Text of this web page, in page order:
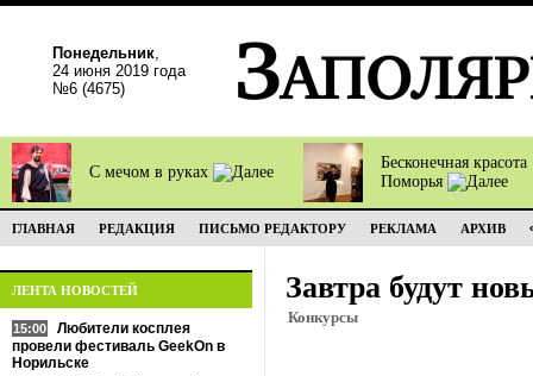
Понедельник,
24 июня 2019 года
№6 (4675)
С мечом в руках
Бесконечная красота
Поморья
ГЛАВНАЯ РЕДАКЦИЯ ПИСЬМО РЕДАКТОРУ РЕКЛАМА АРХИВ
ЛЕНТА НОВОСТЕЙ
15:00
Любители косплея
провели фестиваль GeekOn в
Норильске
Завтра будут
Конкурсы